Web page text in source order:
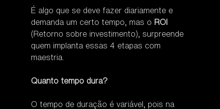
É algo que se deve fazer diariamente e
demanda um certo tempo, mas o ROI
(Retorno sobre investimento), surpreende
quem implanta essas 4 etapas com
maestria.
Quanto tempo dura?
O tempo de duração é variável, pois na